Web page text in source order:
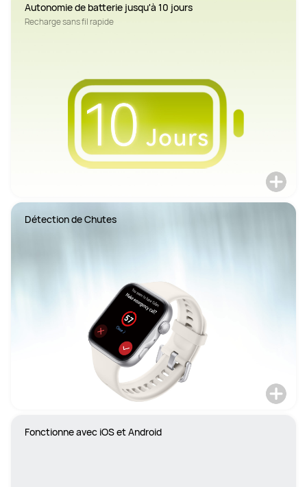
Autonomie de batterie jusqu'à 10 jours
Recharge sans fil rapide
Détection de Chutes
Fonctionne avec iOS et Android